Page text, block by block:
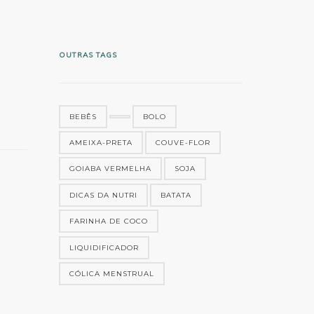
OUTRAS TAGS
BEBÊS BOLO
AMEIXA-PRETA COUVE-FLOR
GOIABA VERMELHA SOJA
DICAS DA NUTRI BATATA
FARINHA DE COCO
LIQUIDIFICADOR
CÓLICA MENSTRUAL